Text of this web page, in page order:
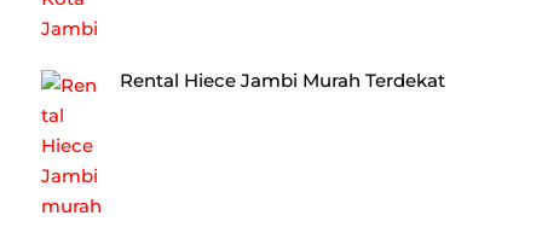
Rental Hiece Jambi Murah Terdekat